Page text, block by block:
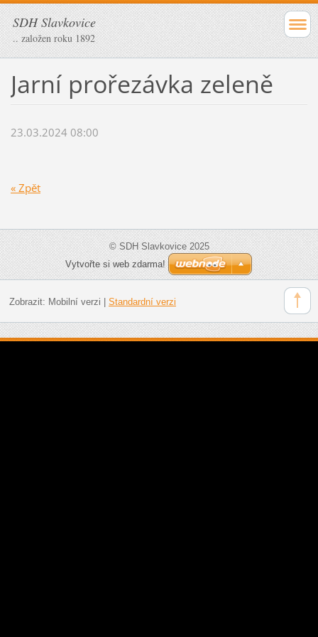
SDH Slavkovice
.. založen roku 1892
Jarní prořezávka zeleně
23.03.2024 08:00
« Zpět
© SDH Slavkovice 2025
Vytvořte si web zdarma!
Zobrazit: Mobilní verzi | Standardní verzi